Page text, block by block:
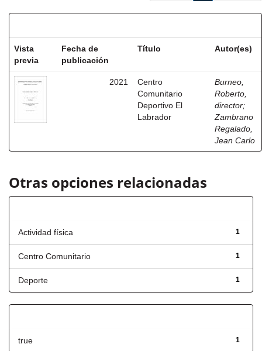
Vista
previa
Fecha de
publicación
Título Autor(es)
2021
Centro
Comunitario
Deportivo El
Labrador
Burneo,
Roberto,
director;
Zambrano
Regalado,
Jean Carlo
Otras opciones relacionadas
1
Actividad física
1
Centro Comunitario
1
Deporte
1
true